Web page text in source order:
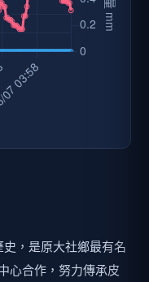
，是原大社鄉最有名
心合作，努力傳承皮